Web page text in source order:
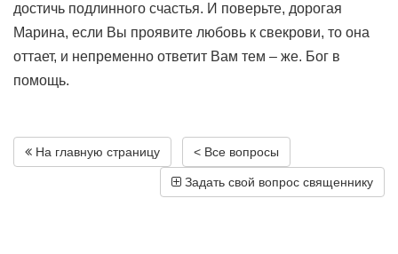
достичь подлинного счастья. И поверьте, дорогая
Марина, если Вы проявите любовь к свекрови, то она
оттает, и непременно ответит Вам тем – же. Бог в
помощь.
На главную страницу < Все вопросы
Задать свой вопрос священнику